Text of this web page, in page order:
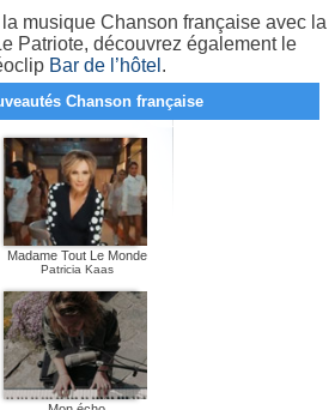
musique Chanson française avec la
Patriote, découvrez également le
Bar de l’hôtel .
Chanson française
Madame Tout Le Monde
Patricia Kaas